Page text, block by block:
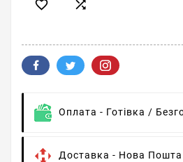
 
Оплата - Готівка /
Доставка - Нова Пошта